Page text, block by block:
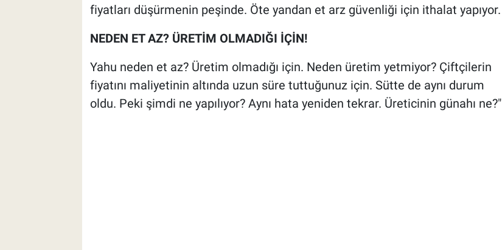
fiyatları düşürmenin peşinde. Öte yandan et arz güvenliği için ithalat yapıyor.
NEDEN ET AZ? ÜRETİM OLMADIĞI İÇİN!
Yahu neden et az? Üretim olmadığı için. Neden üretim yetmiyor? Çiftçilerin
fiyatını maliyetinin altında uzun süre tuttuğunuz için. Sütte de aynı durum
oldu. Peki şimdi ne yapılıyor? Aynı hata yeniden tekrar. Üreticinin günahı ne?"